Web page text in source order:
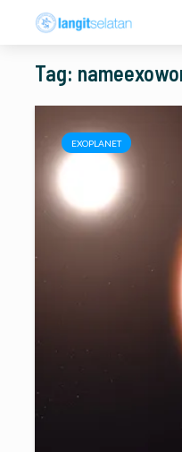
Tag:
EXOPLANET